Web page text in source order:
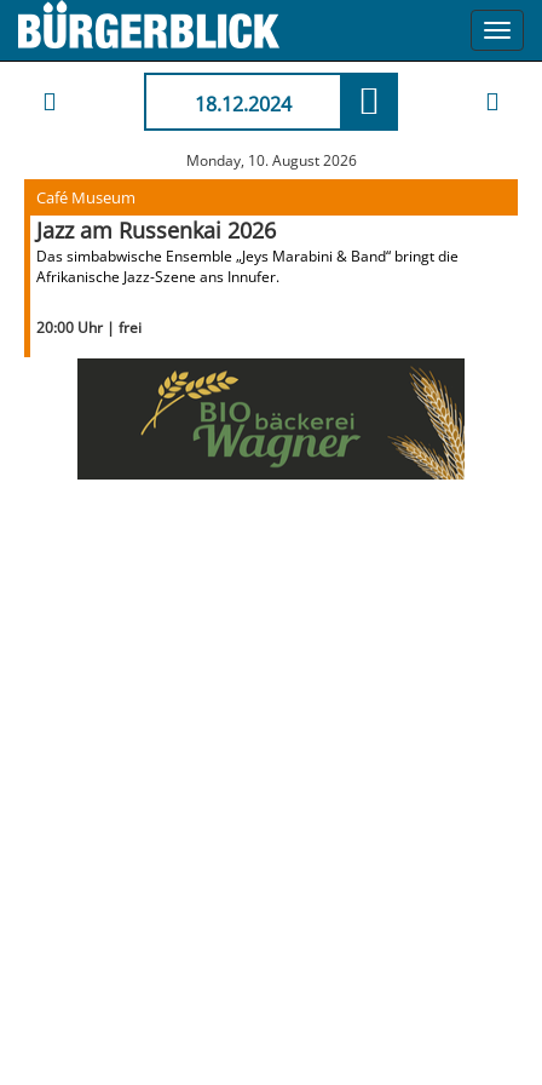
18.12.2024
Monday, 10. August 2026
Café Museum
Jazz am Russenkai 2026
Das simbabwische Ensemble „Jeys Marabini & Band“ bringt die
Afrikanische Jazz-Szene ans Innufer.
20:00 Uhr | frei